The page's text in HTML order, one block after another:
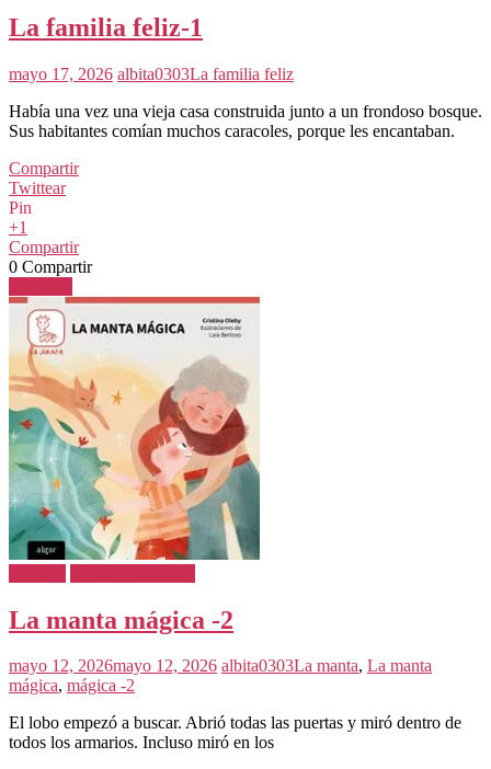
La familia feliz-1
mayo 17, 2026 albita0303La familia feliz
Había una vez una vieja casa construida junto a un frondoso bosque.
Sus habitantes comían muchos caracoles, porque les encantaban.
Compartir
Twittear
Pin
+1
Compartir
0 Compartir
La manta mágica -2
mayo 12, 2026mayo 12, 2026 albita0303La manta, La manta
mágica, mágica -2
El lobo empezó a buscar. Abrió todas las puertas y miró dentro de
todos los armarios. Incluso miró en los